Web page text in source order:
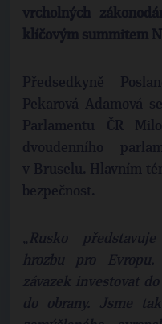
vrcholných
klíčovým summitem
Předsedkyně
Pekarová Adamová
Parlamentu ČR
dvoudenního
v Bruselu. Hlavním
bezpečnost.
„ Rusko
hrozbu pro
závazek investovat
do obrany. Jsme